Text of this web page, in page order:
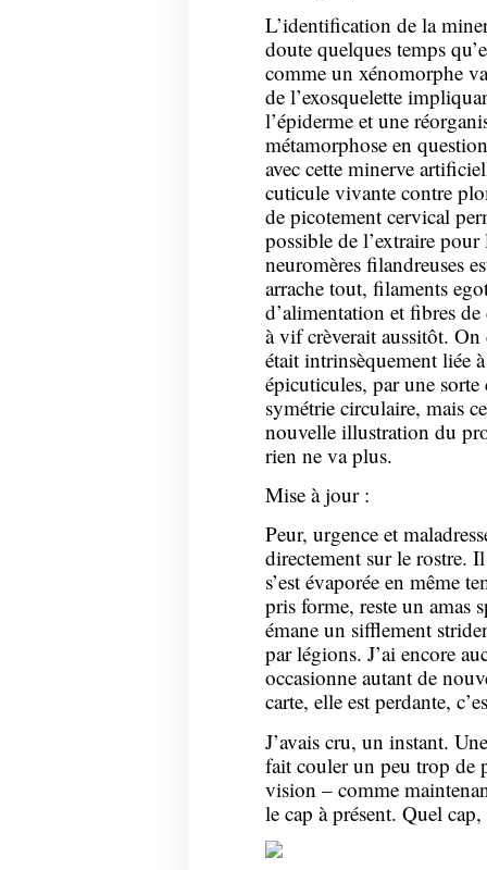
L’identification de la
doute quelques temps
comme un xénomorphe
de l’exosquelette
l’épiderme et une
métamorphose en
avec cette minerve
cuticule vivante contre
de picotement cervical
possible de l’extraire
neuromères filandreuses
arrache tout, filaments
d’alimentation et fibres
à vif crèverait aussitôt.
était intrinsèquement liée
épicuticules, par une
symétrie circulaire, mais
nouvelle illustration du
rien ne va plus.
Mise à jour :
Peur, urgence et
directement sur le rostre.
s’est évaporée en même
pris forme, reste un amas
émane un sifflement
par légions. J’ai encore
occasionne autant de
carte, elle est perdante,
J’avais cru, un instant.
fait couler un peu trop de
vision – comme
le cap à présent. Quel cap,